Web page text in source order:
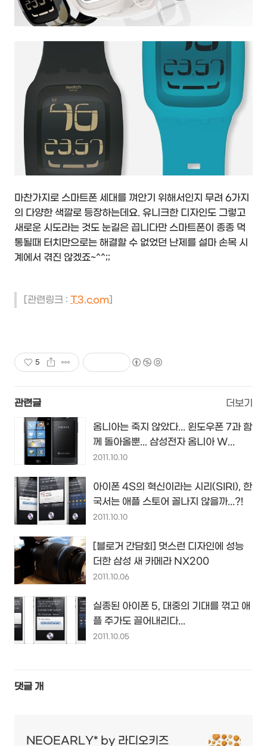
마찬가지로 스마트폰 세대를 껴안기 위해서인지 무려 6가지
의 다양한 색깔로 등장하는데요. 유니크한 디자인도 그렇고
새로운 시도라는 것도 눈길은 끕니다만 스마트폰이 종종 먹
통될때 터치만으로는 해결할 수 없었던 난제를 설마 손목 시
계에서 겪진 않겠죠~^^;;
[관련링크 : T3.com]
5
관련글 더보기
옴니아는 죽지 않았다... 윈도우폰 7과 함
께 돌아올뿐... 삼성전자 옴니아 W...
2011.10.10
아이폰 4S의 혁신이라는 시리(SIRI), 한
국서는 애플 스토어 꼴나지 않을까...?!
2011.10.10
[블로거 간담회] 멋스런 디자인에 성능
더한 삼성 새 카메라 NX200
2011.10.06
실종된 아이폰 5, 대중의 기대를 꺾고 애
플 주가도 끌어내리다...
2011.10.05
댓글 개
NEOEARLY* by 라디오키즈